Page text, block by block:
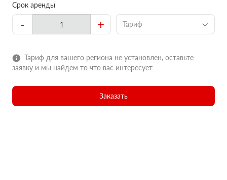
Срок аренды
- + Тариф
Тариф для вашего региона не установлен, оставьте
заявку и мы найдем то что вас интересует
Заказать